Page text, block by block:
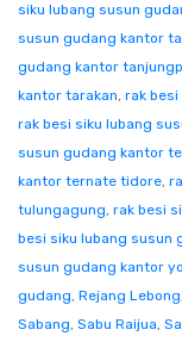
siku lubang susun
susun gudang kantor
gudang kantor
kantor tarakan, rak
rak besi siku lubang
susun gudang kantor
kantor ternate tidore,
tulungagung, rak besi
besi siku lubang susun
susun gudang kantor
gudang, Rejang Lebong
Sabang, Sabu Raijua,